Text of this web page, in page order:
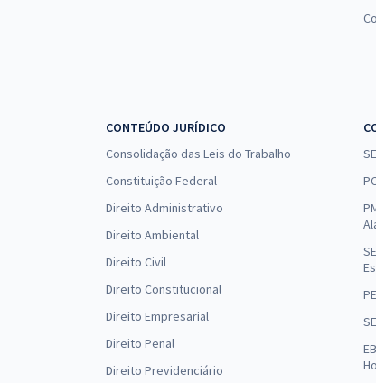
CONTEÚDO JURÍDICO
Consolidação das Leis do Trabalho
Constituição Federal
Direito Administrativo
Direito Ambiental
Direito Civil
Direito Constitucional
Direito Empresarial
Direito Penal
Direito Previdenciário